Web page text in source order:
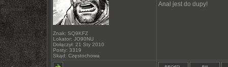
Znak: SQ9KFZ
Lokator: JO90NU
Dołączył: 21 Sty 2010
Posty: 3319
Skąd: Częstochowa
Anal jest do dupy!